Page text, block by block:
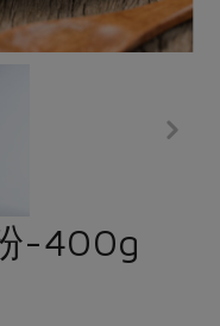
品
農糧
題
-400g